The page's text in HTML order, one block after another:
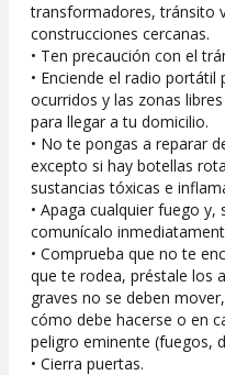
transformadores, tránsito
construcciones cercanas.
• Ten precaución con el
• Enciende el radio
ocurridos y las zonas
para llegar a tu domicilio.
• No te pongas a reparar
excepto si hay botellas
sustancias tóxicas e
• Apaga cualquier fuego
comunícalo
• Comprueba que no te
que te rodea, préstale los
graves no se deben
cómo debe hacerse o en
peligro eminente (fuegos,
• Cierra puertas.